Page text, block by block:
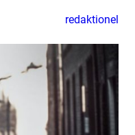
redaktionel